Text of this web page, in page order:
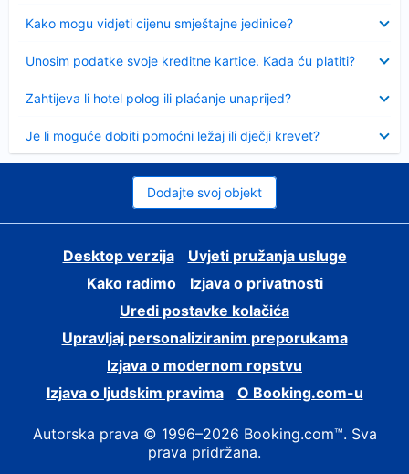
Kako mogu vidjeti cijenu smještajne jedinice?
Unosim podatke svoje kreditne kartice. Kada ću platiti?
Zahtijeva li hotel polog ili plaćanje unaprijed?
Je li moguće dobiti pomoćni ležaj ili dječji krevet?
Dodajte svoj objekt
Desktop verzija
Uvjeti pružanja usluge
Kako radimo
Izjava o privatnosti
Uredi postavke kolačića
Upravljaj personaliziranim preporukama
Izjava o modernom ropstvu
Izjava o ljudskim pravima
O Booking.com-u
Autorska prava © 1996–2026 Booking.com™. Sva
prava pridržana.